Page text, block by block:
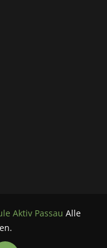
Aktiv Passau Alle